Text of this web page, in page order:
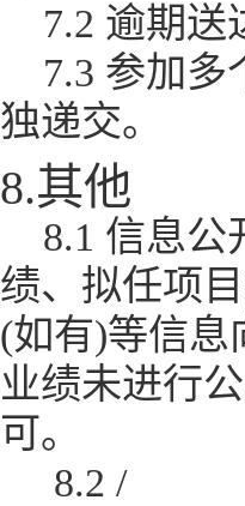
7.2 逾期送
7.3 参加
独递交。
8.其他
8.1 信息
绩、拟任项
(如有)等信息
业绩未进行
可。
8.2 /